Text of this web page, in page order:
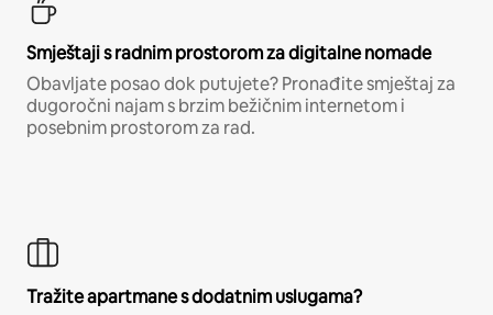
Smještaji s radnim prostorom za digitalne nomade
Obavljate posao dok putujete? Pronađite smještaj za
dugoročni najam s brzim bežičnim internetom i
posebnim prostorom za rad.
Tražite apartmane s dodatnim uslugama?